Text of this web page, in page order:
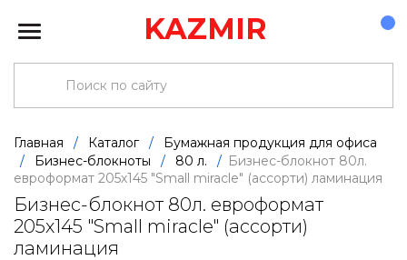
KAZMIR
Главная / Каталог /
Бумажная продукция для офиса
/
Бизнес-блокноты / 80 л. / Бизнес-блокнот 80л.
евроформат 205х145 "Small miracle" (ассорти) ламинация
Бизнес-блокнот 80л. евроформат
205х145 "Small miracle" (ассорти)
ламинация